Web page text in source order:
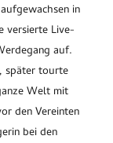
in
versierte Live-
auf.
später tourte
Welt mit
den Vereinten
bei den